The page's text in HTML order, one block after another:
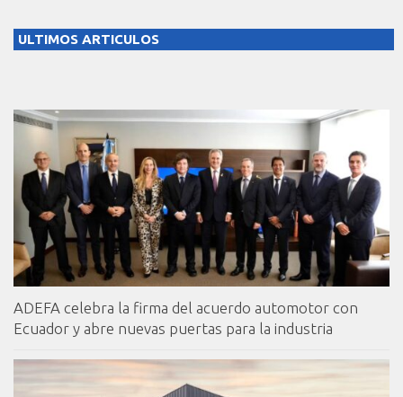
ULTIMOS ARTICULOS
ADEFA celebra la firma del acuerdo automotor con
Ecuador y abre nuevas puertas para la industria